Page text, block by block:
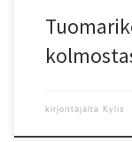
kirjoittajalta Kylis